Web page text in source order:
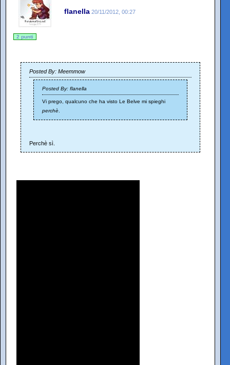
flanella 20/11/2012, 00:27
2 punti
Posted By: Meemmow
Posted By: flanella
Vi prego, qualcuno che ha visto Le Belve mi spieghi
perchè
Perchè sì.